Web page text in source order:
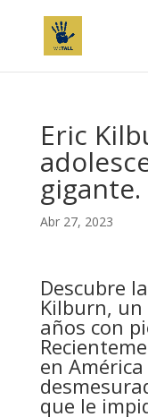
Eric
gigante.
Abr 27, 2023
Descubre
Kilburn, un
años con
en
que le